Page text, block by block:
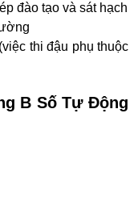
đào tạo và sát hạch
thi đậu phụ thuộc
B Số Tự Động